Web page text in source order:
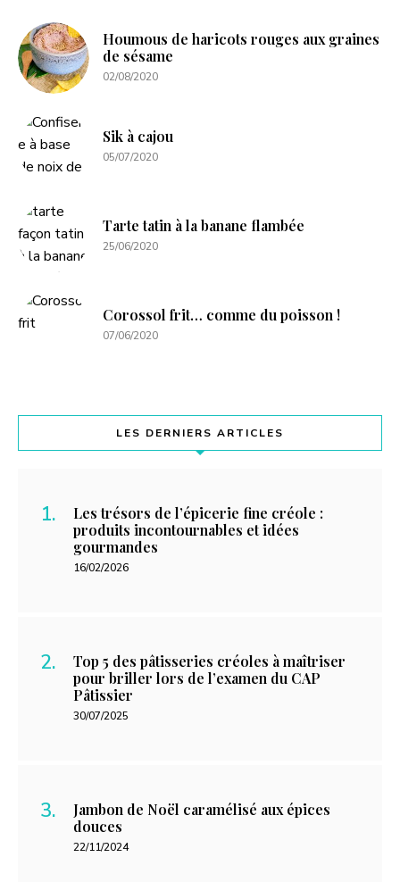
Houmous de haricots rouges aux graines
de sésame
02/08/2020
Sik à cajou
05/07/2020
Tarte tatin à la banane flambée
25/06/2020
Corossol frit… comme du poisson !
07/06/2020
LES DERNIERS ARTICLES
Les trésors de l’épicerie fine créole :
produits incontournables et idées
gourmandes
16/02/2026
Top 5 des pâtisseries créoles à maîtriser
pour briller lors de l’examen du CAP
Pâtissier
30/07/2025
Jambon de Noël caramélisé aux épices
douces
22/11/2024